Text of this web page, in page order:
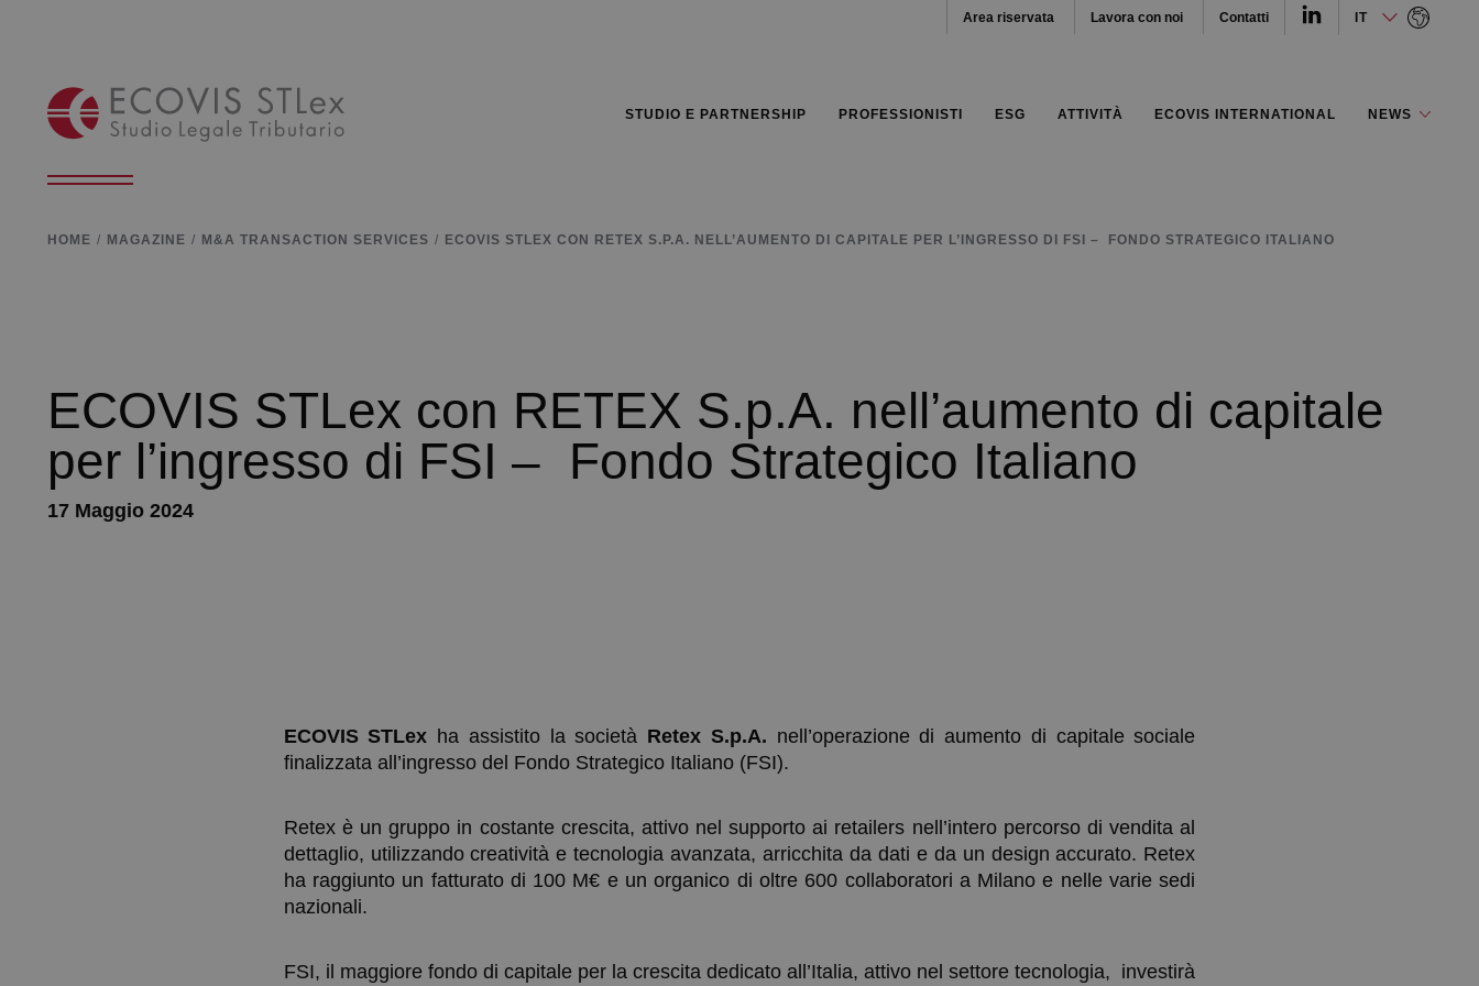
Area riservata Lavora con noi Contatti IT
STUDIO E PARTNERSHIP PROFESSIONISTI ESG ATTIVITÀ ECOVIS INTERNATIONAL NEWS
HOME MAGAZINE M&A TRANSACTION SERVICES ECOVIS STLEX CON RETEX S.P.A. NELL’AUMENTO DI CAPITALE PER L’INGRESSO DI FSI – FONDO STRATEGICO ITALIANO
ECOVIS STLex con RETEX S.p.A. nell’aumento di capitale
per l’ingresso di FSI – Fondo Strategico Italiano
17 Maggio 2024
ECOVIS STLex ha assistito la società Retex S.p.A. nell’operazione di aumento di capitale sociale
finalizzata all’ingresso del Fondo Strategico Italiano (FSI).
Retex è un gruppo in costante crescita, attivo nel supporto ai retailers nell’intero percorso di vendita al
dettaglio, utilizzando creatività e tecnologia avanzata, arricchita da dati e da un design accurato. Retex
ha raggiunto un fatturato di 100 M€ e un organico di oltre 600 collaboratori a Milano e nelle varie sedi
nazionali.
FSI, il maggiore fondo di capitale per la crescita dedicato all’Italia, attivo nel settore tecnologia, investirà